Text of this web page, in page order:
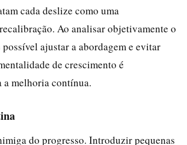
cada deslize como uma
Ao analisar objetivamente o
possível ajustar a abordagem e evitar
de crescimento é
a melhoria contínua.
do progresso. Introduzir pequenas